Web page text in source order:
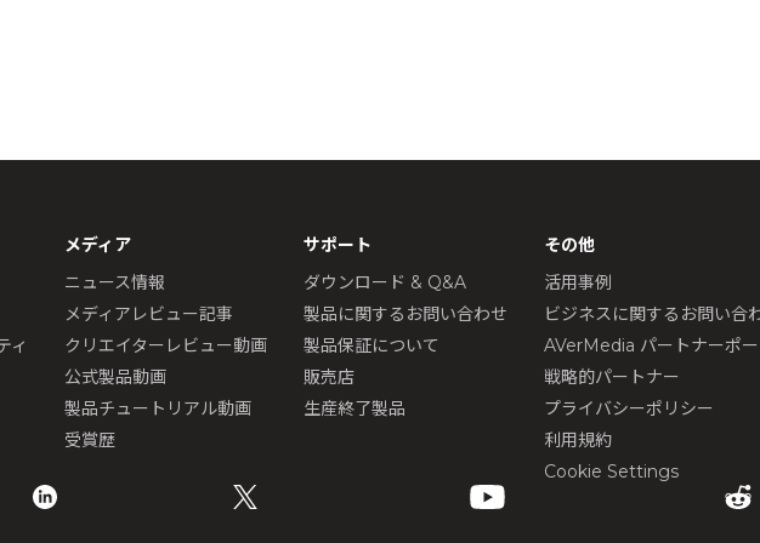
ィ
メディア
ニュース情報
メディアレビュー記事
クリエイターレビュー動画
公式製品動画
製品チュートリアル動画
受賞歴
サポート
ダウンロード & Q&A
製品に関するお問い合わせ
製品保証について
販売店
生産終了製品
その他
活用事例
ビジネスに関するお問い合
AVerMedia パートナーポ
戦略的パートナー
プライバシーポリシー
利用規約
Cookie Settings